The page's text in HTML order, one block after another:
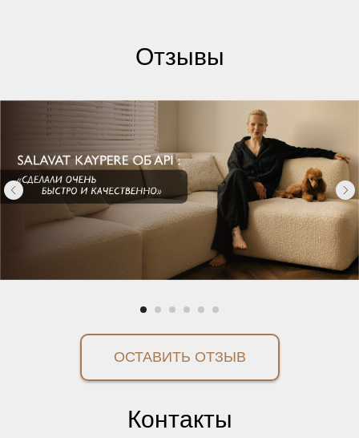
Отзывы
ОСТАВИТЬ ОТЗЫВ
Контакты